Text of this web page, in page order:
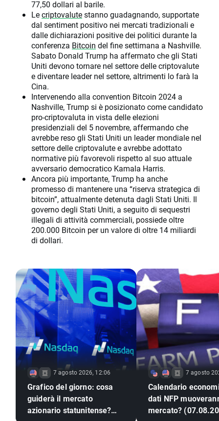
77,50 dollari al barile.
Lecriptovalutestanno guadagnando, supportate
dal sentiment positivo nei mercati tradizionali e
dalle dichiarazioni positive dei politici durante la
conferenza Bitcoin del fine settimana a Nashville.
Sabato Donald Trump ha affermato che gli Stati
Uniti devono tornare nel settore delle criptovalute
e diventare leader nel settore, altrimenti lo farà la
Cina.
Intervenendo alla convention Bitcoin 2024 a
Nashville, Trump si è posizionato come candidato
pro-criptovaluta in vista delle elezioni
presidenziali del 5 novembre, affermando che
avrebbe reso gli Stati Uniti un leader mondiale nel
settore delle criptovalute e avrebbe adottato
normative più favorevoli rispetto al suo attuale
avversario democratico Kamala Harris.
Ancora più importante, Trump ha anche
promesso di mantenere una “riserva strategica di
bitcoin”, attualmente detenuta dagli Stati Uniti. Il
governo degli Stati Uniti, a seguito di sequestri
illegali di attività commerciali, possiede oltre
200.000 Bitcoin per un valore di oltre 14 miliardi
di dollari.
7 agosto 2026, 12:06
Grafico del giorno: cosa
guiderà il mercato
azionario statunitense?
7 agosto
Calendario
dati NFP
mercato?